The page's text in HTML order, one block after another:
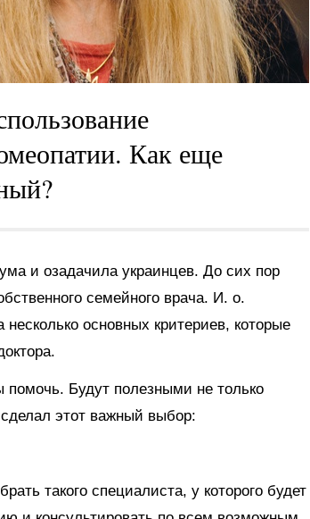
Как еще
и озадачила украинцев. До сих пор
семейного врача. И. о.
основных критериев, которые
помочь. Будут полезными не только
этот важный выбор:
такого специалиста, у которого будет